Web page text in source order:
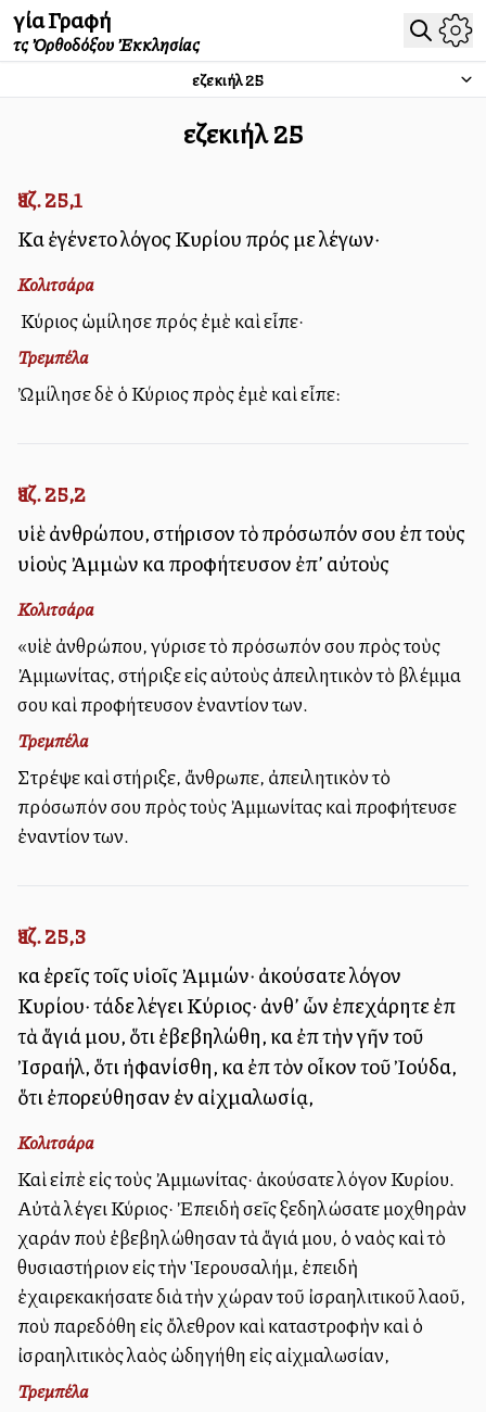
Ἁγία Γραφή
τῆς Ὀρθοδόξου Ἐκκλησίας
Ἰεζεκιήλ25
Ἰεζεκιήλ25
Ἰεζ. 25,1
Καὶ ἐγένετο λόγος Κυρίου πρός με λέγων·
Κολιτσάρα
Ὁ Κύριος ὡμίλησε πρός ἐμὲ καὶ εἶπε·
Τρεμπέλα
Ὠμίλησε δὲ ὁ Κύριος πρὸς ἐμὲ καὶ εἶπε:
Ἰεζ. 25,2
υἱὲ ἀνθρώπου, στήρισον τὸ πρόσωπόν σου ἐπὶ τοὺς
υἱοὺς Ἀμμὼν καὶ προφήτευσον ἐπ’ αὐτοὺς
Κολιτσάρα
«υἱὲ ἀνθρώπου, γύρισε τὸ πρόσωπόν σου πρὸς τοὺς
Ἀμμωνίτας, στήριξε εἰς αὐτοὺς ἀπειλητικὸν τὸ βλέμμα
σου καὶ προφήτευσον ἐναντίον των.
Τρεμπέλα
Στρέψε καὶ στήριξε, ἄνθρωπε, ἀπειλητικὸν τὸ
πρόσωπόν σου πρὸς τοὺς Ἀμμωνίτας καὶ προφήτευσε
ἐναντίον των.
Ἰεζ. 25,3
καὶ ἐρεῖς τοῖς υἱοῖς Ἀμμών· ἀκούσατε λόγον
Κυρίου· τάδε λέγει Κύριος· ἀνθ’ ὧν ἐπεχάρητε ἐπὶ
τὰ ἅγιά μου, ὅτι ἐβεβηλώθη, καὶ ἐπὶ τὴν γῆν τοῦ
Ἰσραήλ, ὅτι ἠφανίσθη, καὶ ἐπὶ τὸν οἶκον τοῦ Ἰούδα,
ὅτι ἐπορεύθησαν ἐν αἰχμαλωσίᾳ,
Κολιτσάρα
Καὶ εἰπὲ εἰς τοὺς Ἀμμωνίτας· ἀκούσατε λόγον Κυρίου.
Αὐτὰ λέγει Κύριος· Ἐπειδὴ σεῖς ξεδηλώσατε μοχθηρὰν
χαράν ποὺ ἐβεβηλώθησαν τὰ ἅγιά μου, ὁ ναὸς καὶ τὸ
θυσιαστήριον εἰς τὴν Ἱερουσαλήμ, ἐπειδὴ
ἐχαιρεκακήσατε διὰ τὴν χώραν τοῦ ἰσραηλιτικοῦ λαοῦ,
ποὺ παρεδόθη εἰς ὄλεθρον καὶ καταστροφὴν καὶ ὁ
ἰσραηλιτικὸς λαὸς ὠδηγήθη εἰς αἰχμαλωσίαν,
Τρεμπέλα